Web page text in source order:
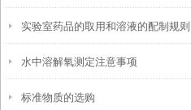
实验室药品的取用和溶液的配制规则
水中溶解氧测定注意事项
标准物质的选购